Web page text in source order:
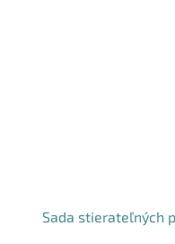
Sada stierateľných